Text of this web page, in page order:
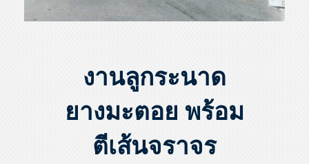
งานลูกระนาด
ยางมะตอย พร้อม
ตีเส้นจราจร